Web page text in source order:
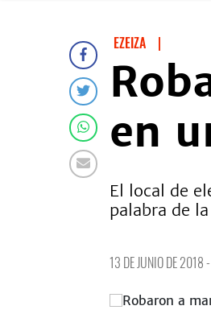
EZEIZA |
en
El local de
palabra de
13 DE JUNIO DE 2018